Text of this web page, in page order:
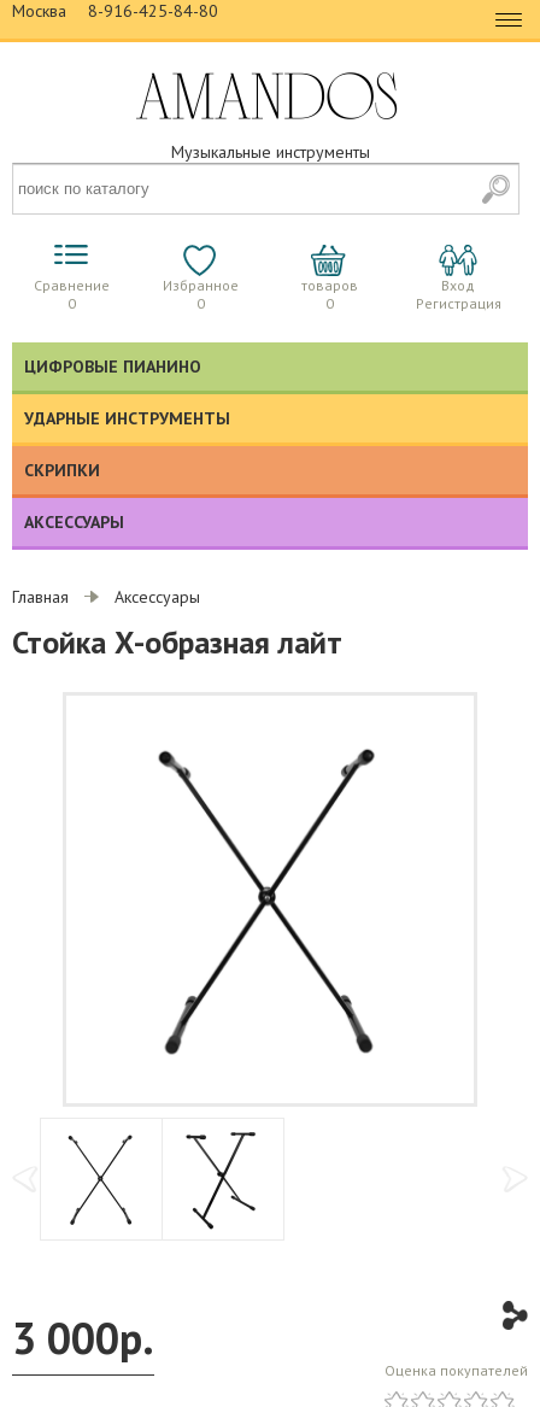
Москва 8-916-425-84-80
Музыкальные инструменты
Сравнение
0
Избранное
0
товаров
0
Вход
Регистрация
ЦИФРОВЫЕ ПИАНИНО
УДАРНЫЕ ИНСТРУМЕНТЫ
СКРИПКИ
АКСЕССУАРЫ
Главная Аксессуары
Стойка Х-образная лайт
3 000р.
Оценка покупателей